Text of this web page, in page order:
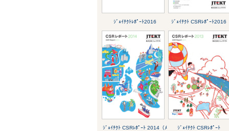
ｼﾞｪｲﾃｸﾄﾚﾎﾟｰﾄ2016 ｼﾞｪｲﾃｸﾄ CSRﾚﾎﾟｰﾄ2016
ｼﾞｪｲﾃｸﾄ CSRﾚﾎﾟｰﾄ 2014（ﾒ
ｼﾞｪｲﾃｸﾄ CSRﾚﾎﾟｰﾄ